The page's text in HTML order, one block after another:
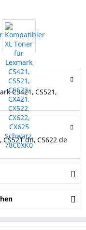
CS421, CS521,
CS521 dn, CS622 de